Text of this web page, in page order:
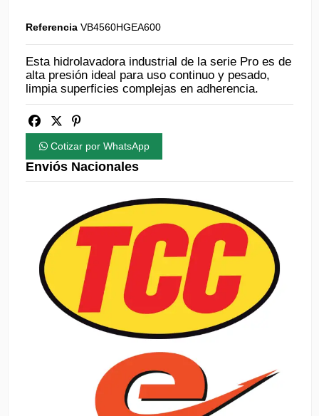
Referencia VB4560HGEA600
Esta hidrolavadora industrial de la serie Pro es de
alta presión ideal para uso continuo y pesado,
limpia superficies complejas en adherencia.
Cotizar por WhatsApp
Enviós Nacionales